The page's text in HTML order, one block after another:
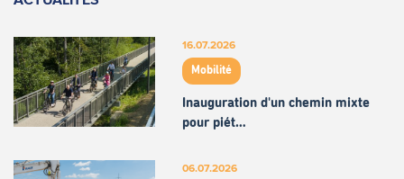
16.07.2026
Mobilité
Inauguration d'un chemin mixte
pour piét…
06.07.2026